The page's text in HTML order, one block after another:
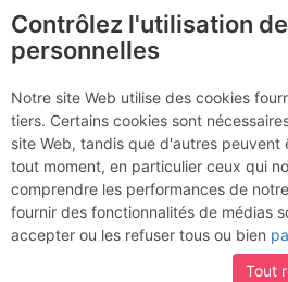
Grandes
Pointe Walker :
MacIntyre
Haute-Savoie
Contrôlez l'utilisation
personnelles
Notre site Web utilise des cookies
tiers. Certains cookies sont
site Web, tandis que d'autres peuvent
tout moment, en particulier ceux qui
comprendre les performances de
fournir des fonctionnalités de médias
accepter ou les refuser tous ou bien
Tout